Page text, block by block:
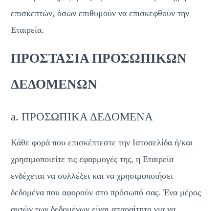
επισκεπτών, όσων επιθυμούν να επισκεφθούν την
Εταιρεία.
ΠΡΟΣΤΑΣΙΑ ΠΡΟΣΩΠΙΚΩΝ
ΔΕΔΟΜΕΝΩΝ
a. ΠΡΟΣΩΠΙΚΑ ΔΕΔΟΜΕΝΑ
Κάθε φορά που επισκέπτεστε την Ιστοσελίδα ή/και
χρησιμοποιείτε τις εφαρμογές της, η Εταιρεία
ενδέχεται να συλλέξει και να χρησιμοποιήσει
δεδομένα που αφορούν στο πρόσωπό σας. Ένα μέρος